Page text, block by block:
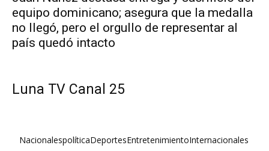
equipo dominicano; asegura que la medalla
no llegó, pero el orgullo de representar al
país quedó intacto
Luna TV Canal 25
NacionalespolíticaDeportesEntretenimientoInternacionales